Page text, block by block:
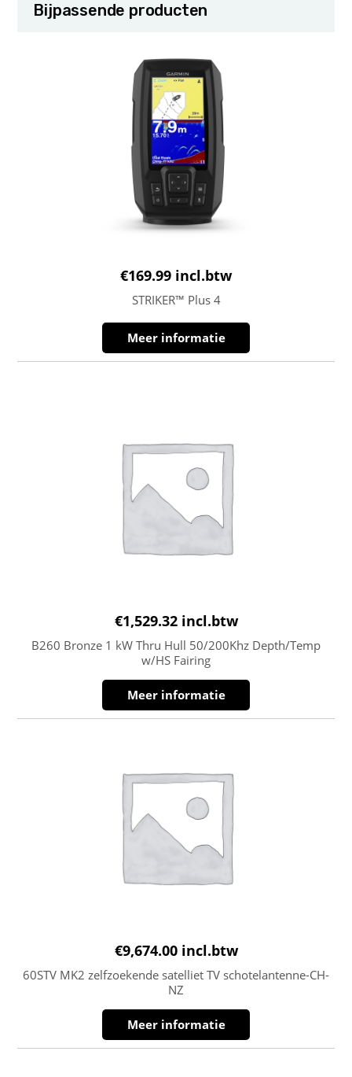
Bijpassende producten
€169.99 incl.btw
STRIKER™ Plus 4
Meer informatie
€1,529.32 incl.btw
B260 Bronze 1 kW Thru Hull 50/200Khz Depth/Temp
w/HS Fairing
Meer informatie
€9,674.00 incl.btw
60STV MK2 zelfzoekende satelliet TV schotelantenne-CH-
NZ
Meer informatie